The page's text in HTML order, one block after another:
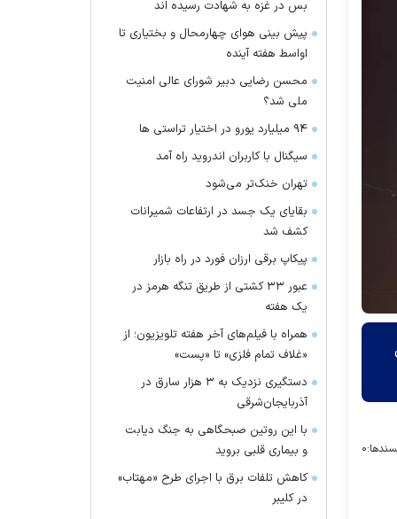
۰
بس در غزه به شهادت رسیده اند
پیش بینی هوای چهارمحال و بختیاری تا
اواسط هفته آینده
محسن رضایی دبیر شورای عالی امنیت
ملی شد؟
۹۴ میلیارد یورو در اختیار تراستی ها
سیگنال با کاربران اندروید راه آمد
تهران خنک‌تر می‌شود
بقایای یک جسد در ارتفاعات شمیرانات
کشف شد
پیکاپ برقی ارزان فورد در راه بازار
عبور ۳۳ کشتی از طریق تنگه هرمز در
یک هفته
همراه با فیلم‌های آخر هفته تلویزیون؛ از
«غلاف تمام فلزی» تا «پست»
دستگیری نزدیک به ۳ هزار سارق در
آذربایجان‌شرقی
با این روتین صبحگاهی به جنگ دیابت
و بیماری قلبی بروید
کاهش تلفات برق با اجرای طرح «مهتاب»
در کلیبر